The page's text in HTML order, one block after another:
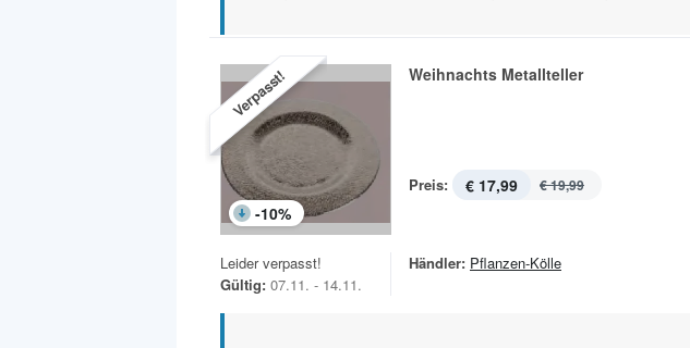
Verpasst!
-10%
Weihnachts Metallteller
Preis: € 17,99 € 19,99
Leider verpasst!
Gültig: 07.11. - 14.11.
Händler: Pflanzen-Kölle